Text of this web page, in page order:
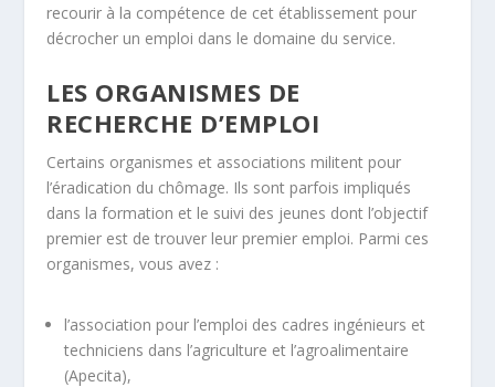
recourir à la compétence de cet établissement pour
décrocher un emploi dans le domaine du service.
LES ORGANISMES DE
RECHERCHE D’EMPLOI
Certains organismes et associations militent pour
l’éradication du chômage. Ils sont parfois impliqués
dans la formation et le suivi des jeunes dont l’objectif
premier est de trouver leur premier emploi. Parmi ces
organismes, vous avez :
l’association pour l’emploi des cadres ingénieurs et
techniciens dans l’agriculture et l’agroalimentaire
(Apecita),